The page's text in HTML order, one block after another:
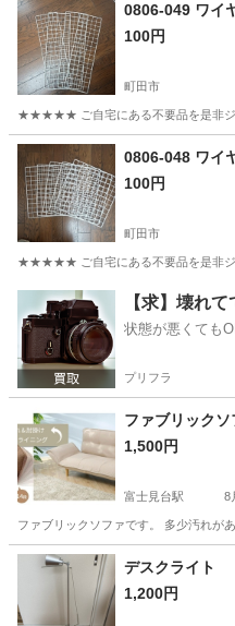
0806-049 ワイ
100円
町田市
★★★★★ ご自宅にある不要品を是非ジモ
東京 町田市 現地
0806-048 ワイ
100円
町田市
★★★★★ ご自宅にある不要品を是非ジモ
東京 町田市 収納家具 現地
【求】壊れ
状態が悪くても
プリフラ
ファブリックソ
1,500円
富士見台駅 8
ファブリックソファです。 多少汚れが
東京 中野区 富士見台駅
デスクライト
1,200円